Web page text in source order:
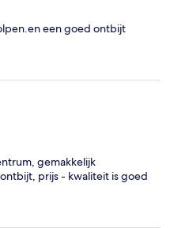
een goed ontbijt
gemakkelijk
prijs - kwaliteit is goed